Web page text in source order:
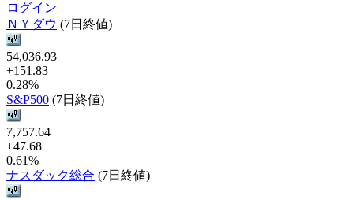
ログイン
ＮＹダウ (7日終値)
54,036.93
+151.83
0.28%
S&P500 (7日終値)
7,757.64
+47.68
0.61%
ナスダック総合 (7日終値)